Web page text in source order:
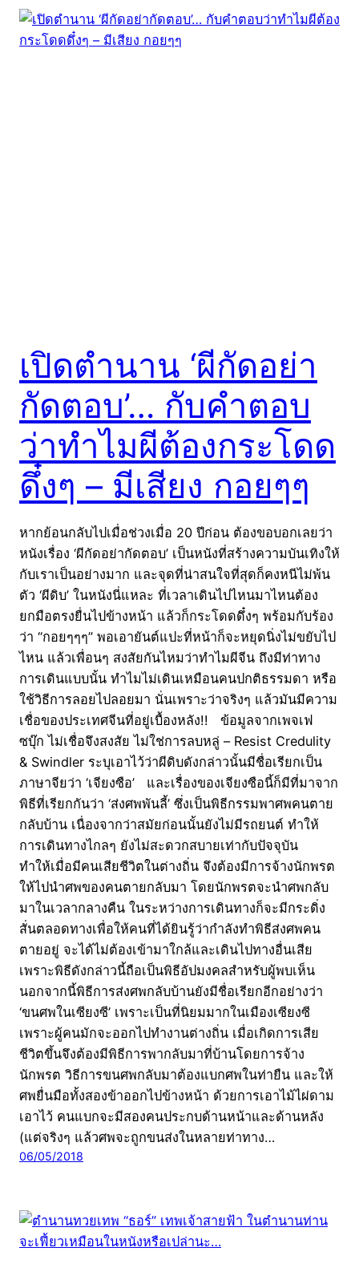
เปิดตำนาน ‘ผีกัดอย่า
กัดตอบ’… กับคำตอบ
ว่าทำไมผีต้องกระโดด
ดึ๋งๆ – มีเสียง กอยๆๆ
หากย้อนกลับไปเมื่อช่วงเมื่อ 20 ปีก่อน ต้องขอบอกเลยว่า
หนังเรื่อง ‘ผีกัดอย่ากัดตอบ’ เป็นหนังที่สร้างความบันเทิงให้
กับเราเป็นอย่างมาก และจุดที่น่าสนใจที่สุดก็คงหนีไม่พ้น
ตัว ‘ผีดิบ’ ในหนังนี่แหละ ที่เวลาเดินไปไหนมาไหนต้อง
ยกมือตรงยื่นไปข้างหน้า แล้วก็กระโดดดึ๋งๆ พร้อมกับร้อง
ว่า “กอยๆๆๆ” พอเอายันต์แปะที่หน้าก็จะหยุดนิ่งไม่ขยับไป
ไหน แล้วเพื่อนๆ สงสัยกันไหมว่าทำไมผีจีน ถึงมีท่าทาง
การเดินแบบนั้น ทำไมไม่เดินเหมือนคนปกติธรรมดา หรือ
ใช้วิธีการลอยไปลอยมา นั่นเพราะว่าจริงๆ แล้วมันมีความ
เชื่อของประเทศจีนที่อยู่เบื้องหลัง!! ข้อมูลจากเพจเฟ
ซบุ๊ก ไม่เชื่อจึงสงสัย ไม่ใช่การลบหลู่ – Resist Credulity
& Swindler ระบุเอาไว้ว่าผีดิบดังกล่าวนั้นมีชื่อเรียกเป็น
ภาษาจียว่า ‘เจียงซือ’ และเรื่องของเจียงซือนี้ก็มีที่มาจาก
พิธีที่เรียกกันว่า ‘ส่งศพพันลี้’ ซึ่งเป็นพิธีกรรมพาศพคนตาย
กลับบ้าน เนื่องจากว่าสมัยก่อนนั้นยังไม่มีรถยนต์ ทำให้
การเดินทางไกลๆ ยังไม่สะดวกสบายเท่ากับปัจจุบัน
ทำให้เมื่อมีคนเสียชีวิตในต่างถิ่น จึงต้องมีการจ้างนักพรต
ให้ไปนำศพของคนตายกลับมา โดยนักพรตจะนำศพกลับ
มาในเวลากลางคืน ในระหว่างการเดินทางก็จะมีกระดิ่ง
สั่นตลอดทางเพื่อให้คนที่ได้ยินรู้ว่ากำลังทำพิธีส่งศพคน
ตายอยู่ จะได้ไม่ต้องเข้ามาใกล้และเดินไปทางอื่นเสีย
เพราะพิธีดังกล่าวนี้ถือเป็นพิธีอัปมงคลสำหรับผู้พบเห็น
นอกจากนี้พิธีการส่งศพกลับบ้านยังมีชื่อเรียกอีกอย่างว่า
‘ขนศพในเซียงซี’ เพราะเป็นที่นิยมมากในเมืองเซียงซี
เพราะผู้คนมักจะออกไปทำงานต่างถิ่น เมื่อเกิดการเสีย
ชีวิตขึ้นจึงต้องมีพิธีการพากลับมาที่บ้านโดยการจ้าง
นักพรต วิธีการขนศพกลับมาต้องแบกศพในท่ายืน และให้
ศพยื่นมือทั้งสองข้าออกไปข้างหน้า ด้วยการเอาไม้ไผ่ดาม
เอาไว้ คนแบกจะมีสองคนประกบด้านหน้าและด้านหลัง
(แต่จริงๆ แล้วศพจะถูกขนส่งในหลายท่าทาง…
06/05/2018